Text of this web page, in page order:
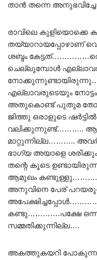
താൻ തന്നെ
രാവിലെ കുളിയൊക്കെ
തയ്യാറായപ്പോഴാണ്
ശബ്ദം
ചെല്ലുമ്പോൾ
എല്ലാവരുടെയും
അതുകൊണ്ട് പുതുമ
ജിത്തു ഒരാളുടെ ഷർട്ടിൽ
വലിക്കുന്നുണ്ട്………..
മാറ്റുന്നില്ല………..
ഭാഗ്യ അയാളെ
തന്റെ കൂടെ
ആമുഖം കണ്ടുള്ളു……….
അനുവിനെ പേര്
കണ്ടു………….പക്ഷേ
സമ്മതിക്കുന്നില്ല….
അകത്തുകയറി